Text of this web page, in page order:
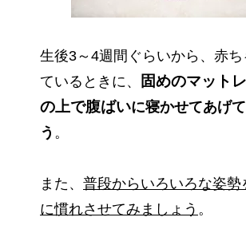
生後3～4週間ぐらいから、赤ち
ているときに、
固めのマット
の上で腹ばいに寝かせてあげ
う 。
また、 普段からいろいろな姿勢
に慣れさせてみましょう 。